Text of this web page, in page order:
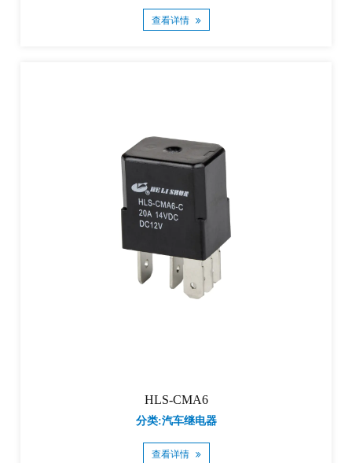
查看详情
HLS-CMA6
分类:汽车继电器
查看详情